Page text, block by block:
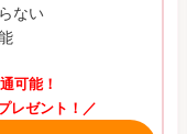
ない
可能！
レゼント！／